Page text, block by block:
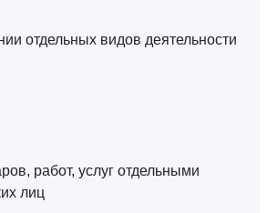
отдельных видов деятельности
работ, услуг отдельными
лиц